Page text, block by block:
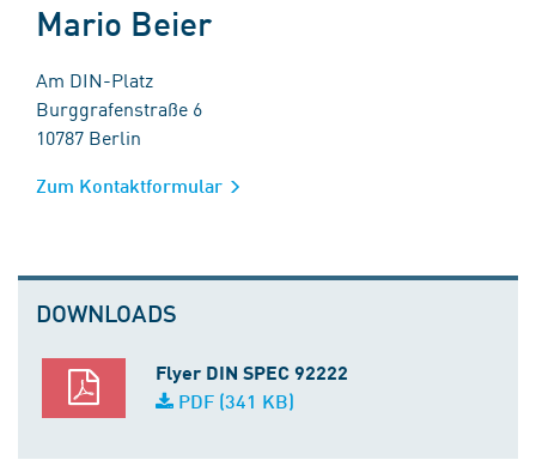
Mario Beier
Am DIN-Platz
Burggrafenstraße 6
10787 Berlin
Zum Kontaktformular
DOWNLOADS
Flyer DIN SPEC 92222
PDF (341 KB)